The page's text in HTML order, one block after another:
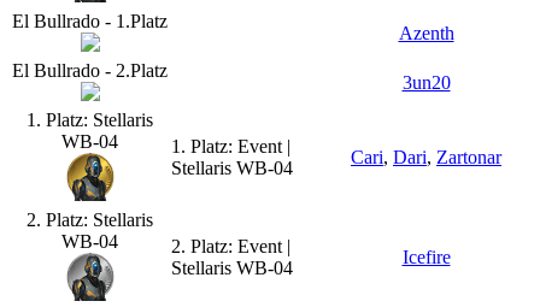
El Bullrado - 1.Platz
Azenth
El Bullrado - 2.Platz
3un20
1. Platz: Stellaris
WB-04
1. Platz: Event |
Stellaris WB-04
Cari, Dari, Zartonar
2. Platz: Stellaris
WB-04
2. Platz: Event |
Stellaris WB-04
Icefire